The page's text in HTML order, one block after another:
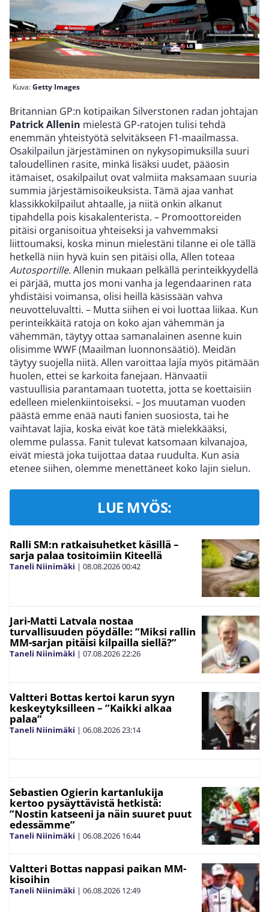
Kuva:Getty Images
Britannian GP:n kotipaikan Silverstonen radan johtajan
Patrick Allenin mielestä GP-ratojen tulisi tehdä
enemmän yhteistyötä selvitäkseen F1-maailmassa.
Osakilpailun järjestäminen on nykysopimuksilla suuri
taloudellinen rasite, minkä lisäksi uudet, pääosin
itämaiset, osakilpailut ovat valmiita maksamaan suuria
summia järjestämisoikeuksista. Tämä ajaa vanhat
klassikkokilpailut ahtaalle, ja niitä onkin alkanut
tipahdella pois kisakalenterista. – Promoottoreiden
pitäisi organisoitua yhteiseksi ja vahvemmaksi
liittoumaksi, koska minun mielestäni tilanne ei ole tällä
hetkellä niin hyvä kuin sen pitäisi olla, Allen toteaa
Autosportille.Allenin mukaan pelkällä perinteikkyydellä
ei pärjää, mutta jos moni vanha ja legendaarinen rata
yhdistäisi voimansa, olisi heillä käsissään vahva
neuvotteluvaltti. – Mutta siihen ei voi luottaa liikaa. Kun
perinteikkäitä ratoja on koko ajan vähemmän ja
vähemmän, täytyy ottaa samanalainen asenne kuin
olisimme WWF (Maailman luonnonsäätiö). Meidän
täytyy suojella niitä. Allen varoittaa lajía myös pitämään
huolen, ettei se karkoita fanejaan. Hänvaatii
vastuullisia parantamaan tuotetta, jotta se koettaisiin
edelleen mielenkiintoiseksi. – Jos muutaman vuoden
päästä emme enää nauti fanien suosiosta, tai he
vaihtavat lajia, koska eivät koe tätä mielekkääksi,
olemme pulassa. Fanit tulevat katsomaan kilvanajoa,
eivät miestä joka tuijottaa dataa ruudulta. Kun asia
etenee siihen, olemme menettäneet koko lajin sielun.
LUE MYÖS:
Ralli SM:n ratkaisuhetket käsillä –
sarja palaa tositoimiin Kiteellä
Taneli Niinimäki | 08.08.202600:42
Jari-Matti Latvala nostaa
turvallisuuden pöydälle: ”Miksi rallin
MM-sarjan pitäisi kilpailla siellä?”
Taneli Niinimäki | 07.08.202622:26
Valtteri Bottas kertoi karun syyn
keskeytyksilleen – ”Kaikki alkaa
palaa”
Taneli Niinimäki | 06.08.202623:14
Sebastien Ogierin kartanlukija
kertoo pysäyttävistä hetkistä:
”Nostin katseeni ja näin suuret puut
edessämme”
Taneli Niinimäki | 06.08.2026 16:44
Valtteri Bottas nappasi paikan MM-
kisoihin
Taneli Niinimäki | 06.08.2026 12:49